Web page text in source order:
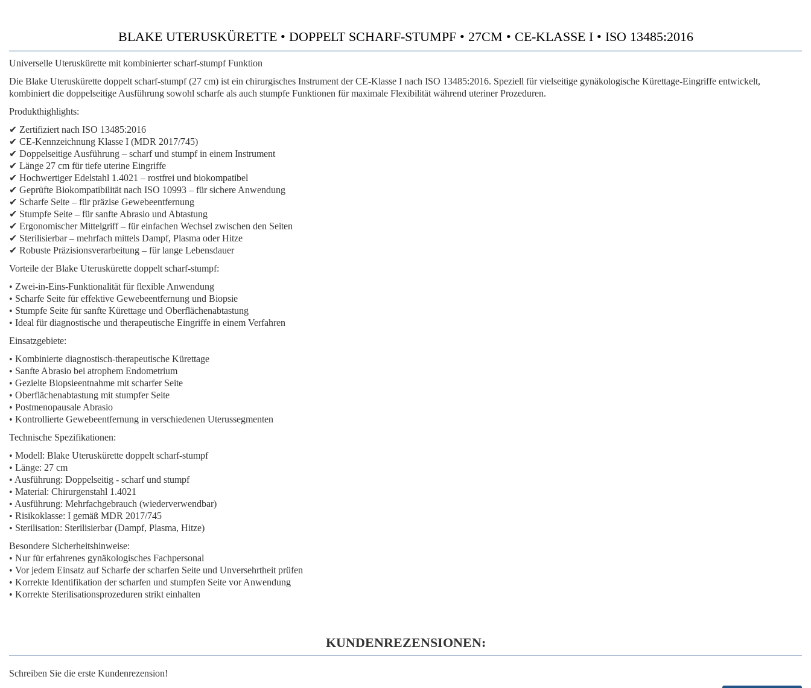
BLAKE UTERUSKÜRETTE • DOPPELT SCHARF-STUMPF • 27CM • CE-KLASSE I • ISO 13485:2016
Universelle Uteruskürette mit kombinierter scharf-stumpf Funktion
Die Blake Uteruskürette doppelt scharf-stumpf (27 cm) ist ein chirurgisches Instrument der CE-Klasse I nach ISO 13485:2016. Speziell für vielseitige gynäkologische Kürettage-Eingriffe entwickelt,
kombiniert die doppelseitige Ausführung sowohl scharfe als auch stumpfe Funktionen für maximale Flexibilität während uteriner Prozeduren.
Produkthighlights:
✔ Zertifiziert nach ISO 13485:2016
✔ CE-Kennzeichnung Klasse I (MDR 2017/745)
✔ Doppelseitige Ausführung – scharf und stumpf in einem Instrument
✔ Länge 27 cm für tiefe uterine Eingriffe
✔ Hochwertiger Edelstahl 1.4021 – rostfrei und biokompatibel
✔ Geprüfte Biokompatibilität nach ISO 10993 – für sichere Anwendung
✔ Scharfe Seite – für präzise Gewebeentfernung
✔ Stumpfe Seite – für sanfte Abrasio und Abtastung
✔ Ergonomischer Mittelgriff – für einfachen Wechsel zwischen den Seiten
✔ Sterilisierbar – mehrfach mittels Dampf, Plasma oder Hitze
✔ Robuste Präzisionsverarbeitung – für lange Lebensdauer
Vorteile der Blake Uteruskürette doppelt scharf-stumpf:
• Zwei-in-Eins-Funktionalität für flexible Anwendung
• Scharfe Seite für effektive Gewebeentfernung und Biopsie
• Stumpfe Seite für sanfte Kürettage und Oberflächenabtastung
• Ideal für diagnostische und therapeutische Eingriffe in einem Verfahren
Einsatzgebiete:
• Kombinierte diagnostisch-therapeutische Kürettage
• Sanfte Abrasio bei atrophem Endometrium
• Gezielte Biopsieentnahme mit scharfer Seite
• Oberflächenabtastung mit stumpfer Seite
• Postmenopausale Abrasio
• Kontrollierte Gewebeentfernung in verschiedenen Uterussegmenten
Technische Spezifikationen:
• Modell: Blake Uteruskürette doppelt scharf-stumpf
• Länge: 27 cm
• Ausführung: Doppelseitig - scharf und stumpf
• Material: Chirurgenstahl 1.4021
• Ausführung: Mehrfachgebrauch (wiederverwendbar)
• Risikoklasse: I gemäß MDR 2017/745
• Sterilisation: Sterilisierbar (Dampf, Plasma, Hitze)
Besondere Sicherheitshinweise:
• Nur fürerfahrenes gynäkologisches Fachpersonal
• Vor jedem Einsatz auf Scharfe der scharfen Seite und Unversehrtheit prüfen
• Korrekte Identifikation derscharfen und stumpfen Seite vor Anwendung
• Korrekte Sterilisationsprozeduren strikt einhalten
KUNDENREZENSIONEN:
Schreiben Sie die erste Kundenrezension!